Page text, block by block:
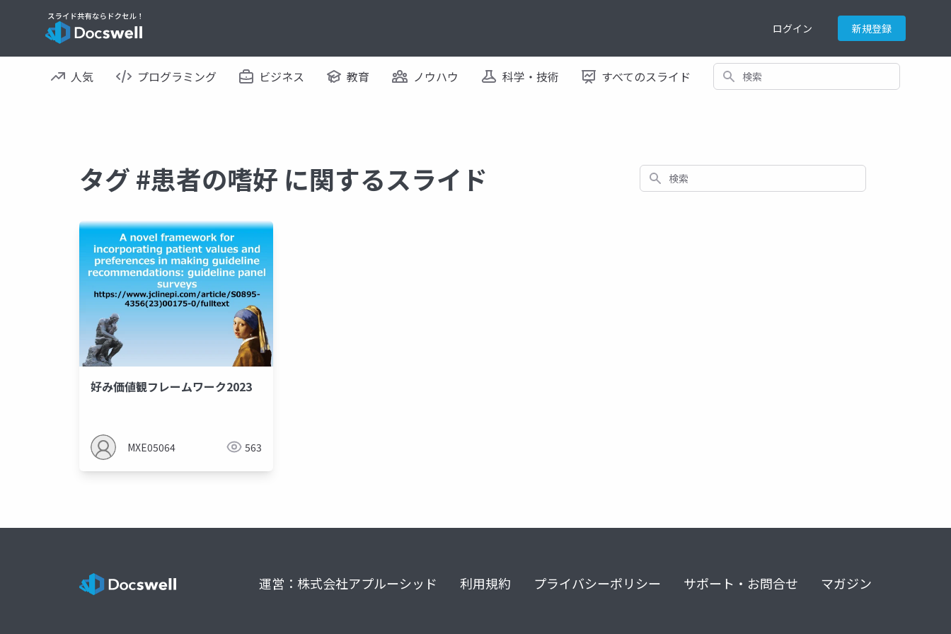
ログイン 新規登録
人気 プログラミング ビジネス 教育 ノウハウ 科学・技術 すべてのスライド 検索
タグ #患者の嗜好 に関するスライド 検索
好み価値観フレームワーク2023
MXE05064 563
運営：株式会社アプルーシッド 利用規約 プライバシーポリシー サポート・お問合せ マガジン